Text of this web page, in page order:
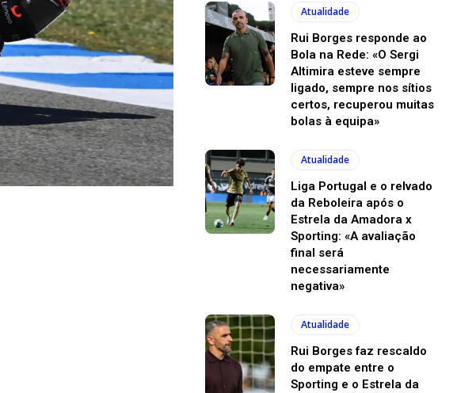
Atualidade
Rui Borges responde ao
Bola na Rede: «O Sergi
Altimira esteve sempre
ligado, sempre nos sítios
certos, recuperou muitas
bolas à equipa»
Atualidade
Liga Portugal e o relvado
da Reboleira após o
Estrela da Amadora x
Sporting: «A avaliação
final será
necessariamente
negativa»
Atualidade
Rui Borges faz rescaldo
do empate entre o
Sporting e o Estrela da